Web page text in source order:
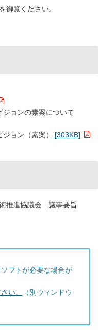
覧ください。
ョンの素案について
ョン（素案）
[303KB]
推進協議会 議事要旨
フトが必要な場合が
い。
（別ウィンドウ